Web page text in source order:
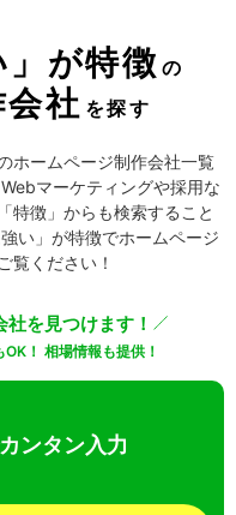
」が特徴 の
社 を探す
ホームページ制作会社一覧
マーケティングや採用な
特徴」からも検索すること
い」が特徴でホームページ
覧ください！
社を見つけます！
！ 相場情報も提供！
ンタン入力